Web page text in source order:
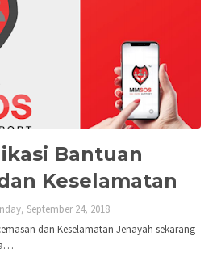
Bantuan
Keselamatan
September 24, 2018
dan Keselamatan Jenayah sekarang